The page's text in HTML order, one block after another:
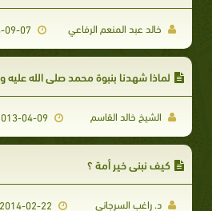
خالد عبد المنعم الرفاعي
لماذا شهدنا بنبوة محمد صلى الله عليه
الشيخ خالد القاسم
كيف نبني خير أمة ؟
د. راغب السرجاني